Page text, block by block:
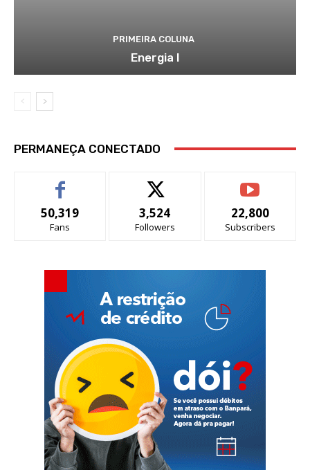
PRIMEIRA COLUNA
Energia I
PERMANEÇA CONECTADO
50,319
Fans
3,524
Followers
22,800
Subscribers